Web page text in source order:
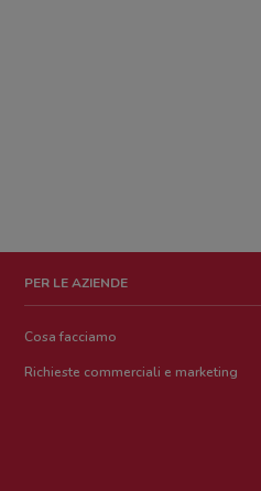
PER LE AZIENDE
Cosa facciamo
Richieste commerciali e marketing